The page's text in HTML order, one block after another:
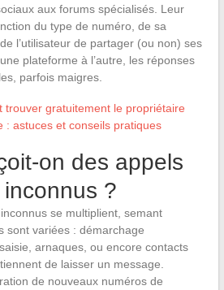
aux forums spécialisés. Leur
du type de numéro, de sa
l’utilisateur de partager (ou non) ses
plateforme à l’autre, les réponses
parfois maigres.
trouver gratuitement le propriétaire
: astuces et conseils pratiques
on des appels
?
se multiplient, semant
sont variées : démarchage
arnaques, ou encore contacts
de laisser un message.
de nouveaux numéros de